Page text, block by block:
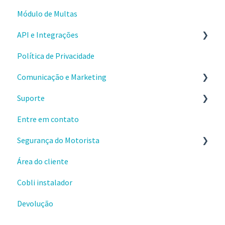
Usando a gestão de combustível
Problemas e dúvidas
Integração Cartão Combustível
Módulo de Multas
API e Integrações
Comece por aqui
Aplicativos
Webhooks
Política de Privacidade
Comunicação e Marketing
Sobre o produto e valores
Materiais e conteúdos gratuitos
Cursos da Cobli Ensina
Suporte
Envio e instalações de dispositivos
Dispositivos OBD
Entre em contato
Segurança do Motorista
Alertas
Ranking de condução
Área do cliente
Cobli instalador
Devolução